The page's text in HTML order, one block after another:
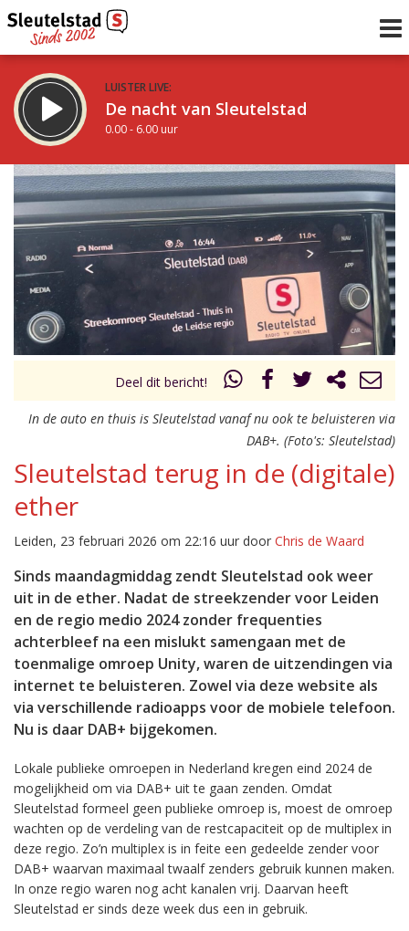
LUISTER LIVE:
De nacht van Sleutelstad
0.00 - 6.00 uur
STRAKS:
De ochtend van Sleutelstad
6.00 - 12.00 uur
Vorig uur
uur 1 van 0 Volgend uur
Deel dit bericht!
In de auto en thuis is Sleutelstad vanaf nu ook te beluisteren via
DAB+. (Foto's: Sleutelstad)
Sleutelstad terug in de (digitale)
ether
Leiden, 23 februari 2026 om 22:16 uur door Chris de Waard
Sinds maandagmiddag zendt Sleutelstad ook weer
uit in de ether. Nadat de streekzender voor Leiden
en de regio medio 2024 zonder frequenties
achterbleef na een mislukt samengaan met de
toenmalige omroep Unity, waren de uitzendingen via
internet te beluisteren. Zowel via deze website als
via verschillende radioapps voor de mobiele telefoon.
Nu is daar DAB+ bijgekomen.
Lokale publieke omroepen in Nederland kregen eind 2024 de
mogelijkheid om via DAB+ uit te gaan zenden. Omdat
Sleutelstad formeel geen publieke omroep is, moest de omroep
wachten op de verdeling van de restcapaciteit op de multiplex in
deze regio. Zo’n multiplex is in feite een gedeelde zender voor
DAB+ waarvan maximaal twaalf zenders gebruik kunnen maken.
In onze regio waren nog acht kanalen vrij. Daarvan heeft
Sleutelstad er sinds deze week dus een in gebruik.